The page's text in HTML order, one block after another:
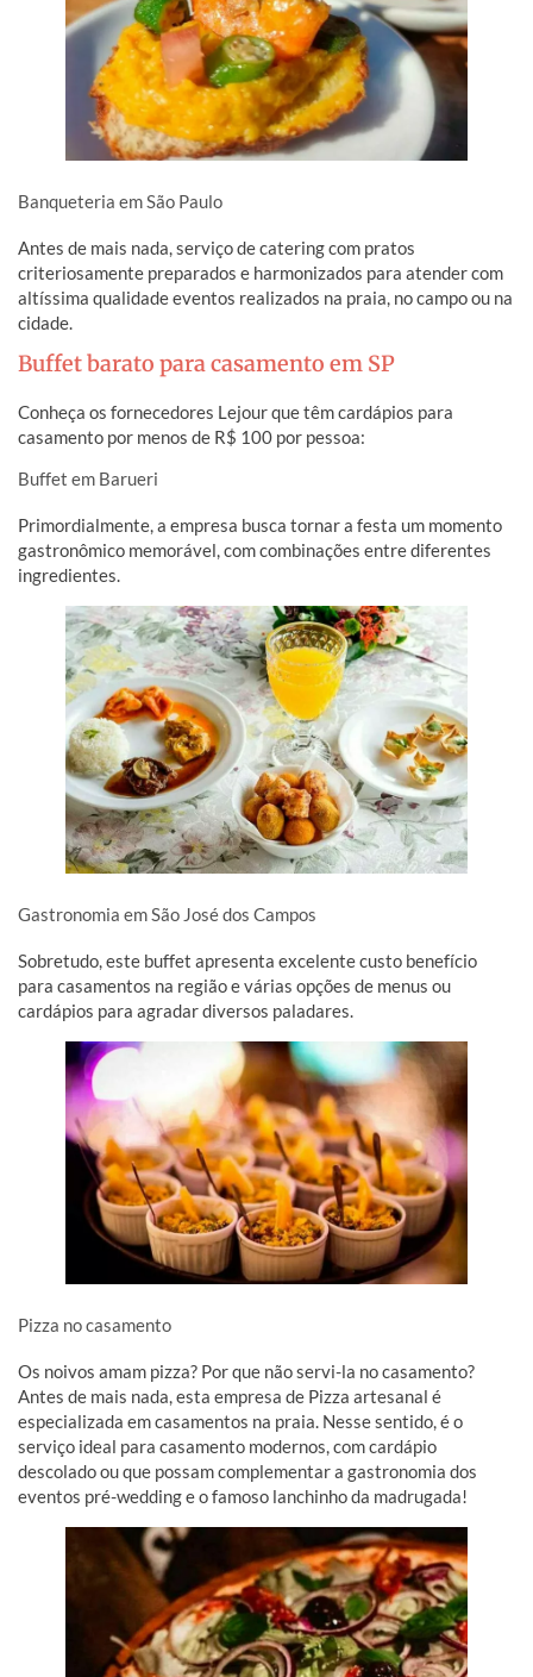
Banqueteria em São Paulo
Antes de mais nada, serviço de catering com pratos
criteriosamente preparados e harmonizados para atender com
altíssima qualidade eventos realizados na praia, no campo ou na
cidade.
Buffet barato para casamento em SP
Conheça os fornecedores Lejour que têm cardápios para
casamento por menos de R$ 100 por pessoa:
Buffet em Barueri
Primordialmente, a empresa busca tornar a festa um momento
gastronômico memorável, com combinações entre diferentes
ingredientes.
Gastronomia em São José dos Campos
Sobretudo, este buffet apresenta excelente custo benefício
para casamentos na região e várias opções de menus ou
cardápios para agradar diversos paladares.
Pizza no casamento
Os noivos amam pizza? Por que não servi-la no casamento?
Antes de mais nada, esta empresa de Pizza artesanal é
especializada em casamentos na praia. Nesse sentido, é o
serviço ideal para casamento modernos, com cardápio
descolado ou que possam complementar a gastronomia dos
eventos pré-wedding e o famoso lanchinho da madrugada!